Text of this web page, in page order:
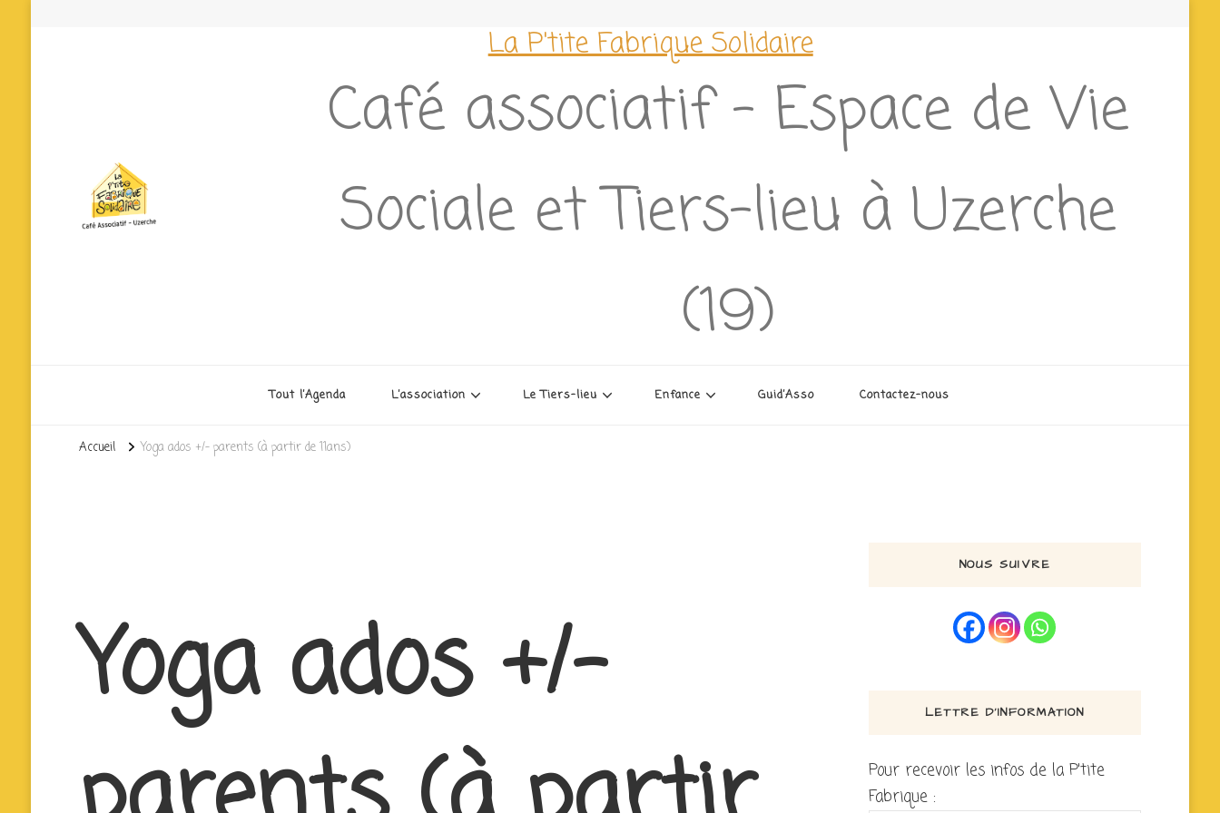
La P'tite Fabrique Solidaire
Café associatif – Espace de Vie
Sociale et Tiers-lieu à Uzerche
(19)
Tout l’Agenda L’association Le Tiers-lieu Enfance Guid’Asso Contactez-nous
Accueil Yoga ados +/- parents (à partir de 11ans)
Yoga ados +/-
NOUS SUIVRE
LETTRE D’INFORMATION
Pour recevoir les infos de la P'tite
Fabrique :